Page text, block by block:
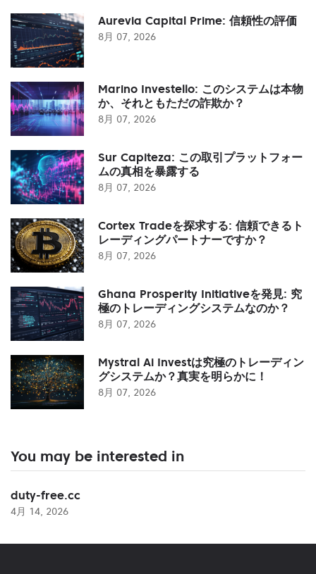
Aurevia Capital Prime: 信頼性の評価
8月 07, 2026
Marino Investello: このシステムは本物
か、それともただの詐欺か？
8月 07, 2026
Sur Capiteza: この取引プラットフォー
ムの真相を暴露する
8月 07, 2026
Cortex Tradeを探求する: 信頼できるト
レーディングパートナーですか？
8月 07, 2026
Ghana Prosperity Initiativeを発見: 究
極のトレーディングシステムなのか？
8月 07, 2026
Mystral Ai Investは究極のトレーディン
グシステムか？真実を明らかに！
8月 07, 2026
You may be interested in
duty-free.cc
4月 14, 2026